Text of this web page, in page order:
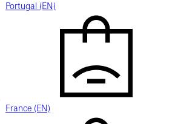
Portugal (EN)
France (EN)